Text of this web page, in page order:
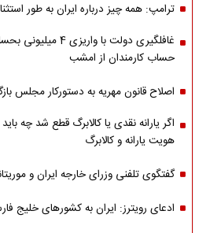
ترامپ: همه چیز درباره ایران به طور
غافلگیری دولت با
حساب کارمندان از امشب
اصلاح قانون مهریه به دستورکار مجلس
اگر یارانه نقدی یا کالابرگ قطع شد چه
هویت یارانه و کالابرگ
گفتگوی تلفنی وزرای خارجه ایران و
ادعای رویترز: ایران به کشورهای خلیج